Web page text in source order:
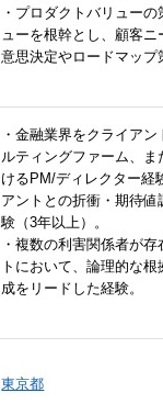
・プロダクトバリューの
ューを根幹とし、顧客
意思決定やロードマップ
・金融業界をクライア
ルティングファーム、ま
けるPM/ディレクター経
アントとの折衝・期待
験（3年以上）。
・複数の利害関係者が
トにおいて、論理的な
成をリードした経験。
東京都